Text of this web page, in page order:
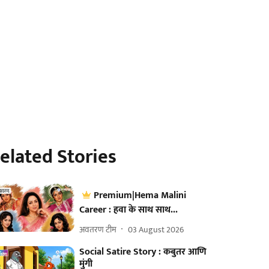
Stories
Premium|Hema Malini
Career : हवा के साथ साथ...
अवतरण टीम 03 August 2026
Social Satire Story : कबुतर आणि
मुंगी